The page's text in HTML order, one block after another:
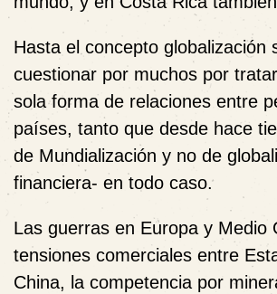
Hasta el concepto globalización
cuestionar por muchos por
sola forma de relaciones entre
países, tanto que desde hace
de Mundialización y no de
financiera- en todo caso.
Las guerras en Europa y Medio
tensiones comerciales entre
China, la competencia por